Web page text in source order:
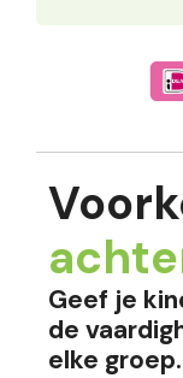
Geef je
de
elke groep.